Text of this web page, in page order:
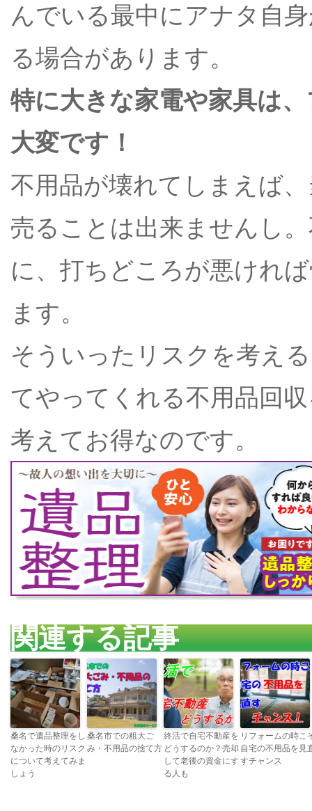
んでいる最中にアナタ自
る場合があります。
特に大きな家電や家具は
大変です！
不用品が壊れてしまえば
売ることは出来ませんし
に、打ちどころが悪けれ
ます。
そういったリスクを考え
てやってくれる不用品回
考えてお得なのです。
関連する記事
桑名で遺品整理をし
なかった時のリスク
について考えてみま
しょう
桑名市での粗大ご
み・不用品の捨て方
終活で自宅不動産を
どうするのか？売却
して老後の資金にす
る人も
リフォームの時こ
自宅の不用品を見
すチャンス